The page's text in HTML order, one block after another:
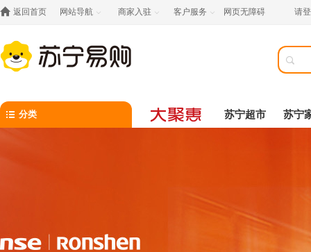
 返回首页 网站导航  商家入驻  客户服务  网页无障碍 请

分类 苏宁超市 苏宁